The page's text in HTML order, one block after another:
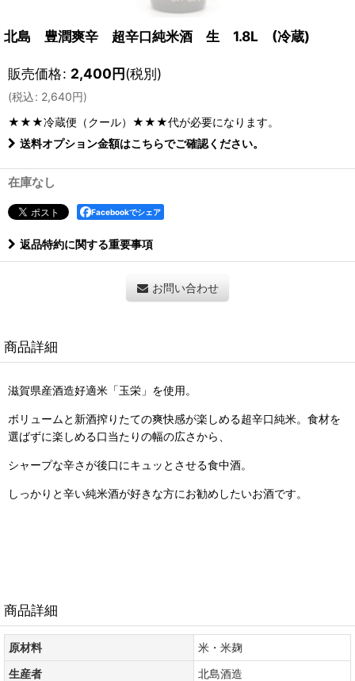
北島 豊潤爽辛 超辛口純米酒 生 1.8L (冷蔵)
販売価格: 2,400円(税別)
(税込: 2,640円)
★★★冷蔵便（クール）★★★代が必要になります。
送料オプション金額はこちらでご確認ください。
在庫なし
Facebookでシェア
返品特約に関する重要事項
お問い合わせ
商品詳細
滋賀県産酒造好適米「玉栄」を使用。
ボリュームと新酒搾りたての爽快感が楽しめる超辛口純米。食材を
選ばずに楽しめる口当たりの幅の広さから、
シャープな辛さが後口にキュッとさせる食中酒。
しっかりと辛い純米酒が好きな方にお勧めしたいお酒です。
商品詳細
原材料
米・米麹
生産者
北島酒造